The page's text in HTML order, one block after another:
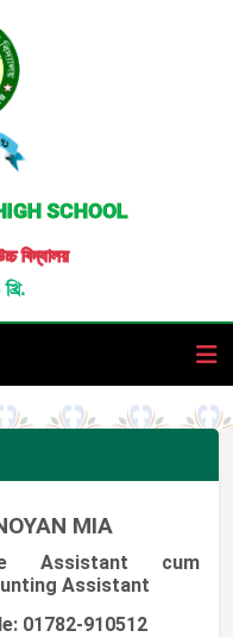
SCHOOL
বিদ্যালয়
MIA
Assistant cum
Assistant
01782-910512